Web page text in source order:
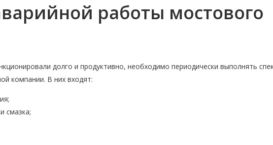
работы мостового
долго и продуктивно, необходимо периодически выполнять
компании. В них входят:
смазка;